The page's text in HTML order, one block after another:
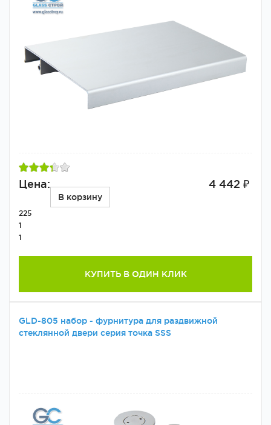
Цена: 4 442 ₽
В корзину
225
1
1
КУПИТЬ В ОДИН КЛИК
GLD-805 набор - фурнитура для раздвижной
стеклянной двери серия точка SSS